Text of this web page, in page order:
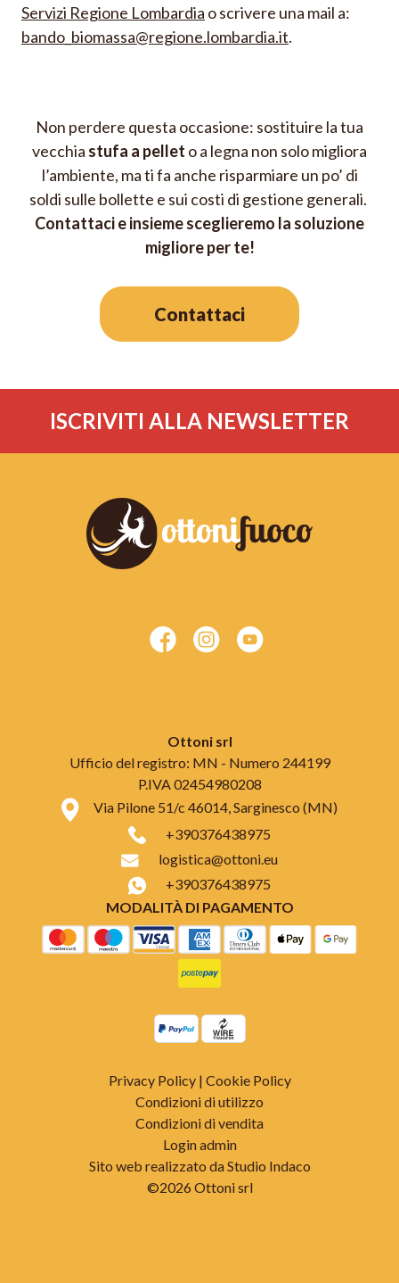
Servizi Regione Lombardia o scrivere una mail a:
bando_biomassa@regione.lombardia.it.
Non perdere questa occasione: sostituire la tua
vecchia stufa a pellet o a legna non solo migliora
l’ambiente, ma ti fa anche risparmiare un po’ di
soldi sulle bollette e sui costi di gestione generali.
Contattaci e insieme sceglieremo la soluzione
migliore per te!
Contattaci
ISCRIVITI ALLA NEWSLETTER
Ottoni srl
Ufficio del registro: MN - Numero 244199
P.IVA 02454980208
Via Pilone 51/c 46014, Sarginesco (MN)
+390376438975
logistica@ottoni.eu
+390376438975
MODALITÀ DI PAGAMENTO
Privacy Policy| Cookie Policy
Condizioni di utilizzo
Condizioni di vendita
Login admin
Sito web realizzato da Studio Indaco
©2026 Ottoni srl